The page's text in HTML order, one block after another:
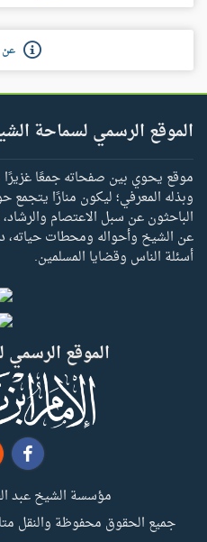
عن
الموقع الرسمي لسماحة
موقع يحوي بين صفحاته جمعًا غزيرًا
وبذله المعرفي؛ ليكون منارًا يتجمع
الباحثون عن سبل الاعتصام
عن الشيخ وأحواله ومحطات حياته،
أسئلة الناس وقضايا المسلمين.
الموقع
مؤسسة الشيخ عبد
جميع الحقوق محفوظة والنقل